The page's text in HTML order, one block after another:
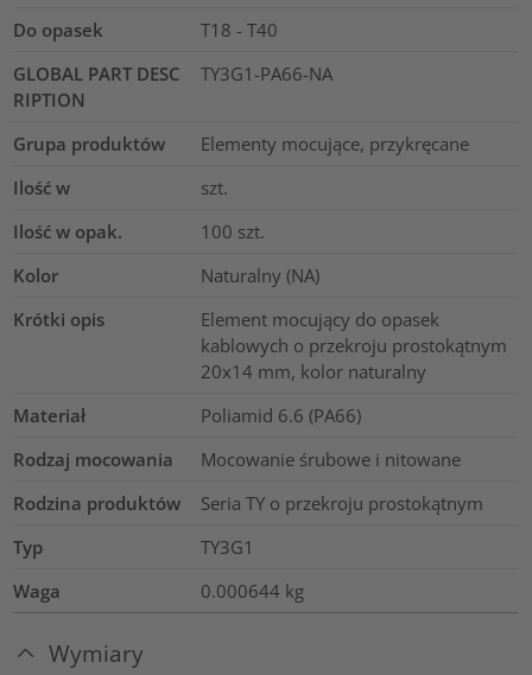
Do opasek
T18 - T40
GLOBAL PART DESC
RIPTION
TY3G1-PA66-NA
Grupa produktów
Elementy mocujące, przykręcane
Ilość w
szt.
Ilość w opak.
100 szt.
Kolor
Naturalny (NA)
Krótki opis
Element mocujący do opasek
kablowych o przekroju prostokątnym
20x14 mm, kolor naturalny
Materiał
Poliamid 6.6 (PA66)
Rodzaj mocowania
Mocowanie śrubowe i nitowane
Rodzina produktów
Seria TY o przekroju prostokątnym
Typ
TY3G1
Waga
0.000644 kg
Wymiary